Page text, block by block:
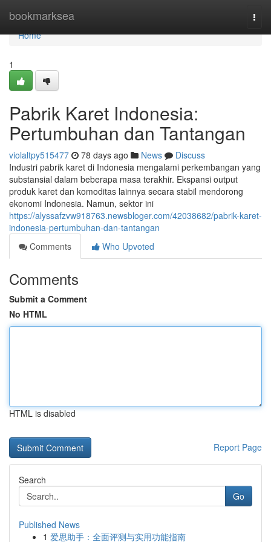
bookmarksea
Home
Home
1
Pabrik Karet Indonesia:
Pertumbuhan dan Tantangan
violaltpy515477 78 days ago News
Discuss
Industri pabrik karet di Indonesia mengalami perkembangan yang
substansial dalam beberapa masa terakhir. Ekspansi output
produk karet dan komoditas lainnya secara stabil mendorong
ekonomi Indonesia. Namun, sektor ini
https://alyssafzvw918763.newsbloger.com/42038682/pabrik-karet-
indonesia-pertumbuhan-dan-tantangan
Comments
Who Upvoted
Comments
Submit a Comment
No HTML
HTML is disabled
Report Page
Search
Go
Published News
1 爱思助手：全面评测与实用功能指南